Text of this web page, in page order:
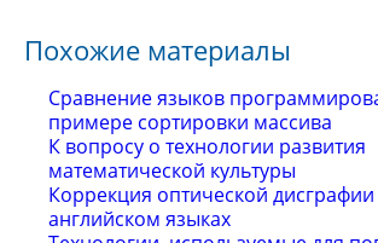
Похожие материалы
Сравнение языков
примере сортировки массива
К вопросу о технологии развития
математической культуры
Коррекция оптической
английском языках